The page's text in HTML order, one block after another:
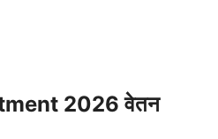
2026 वेतन